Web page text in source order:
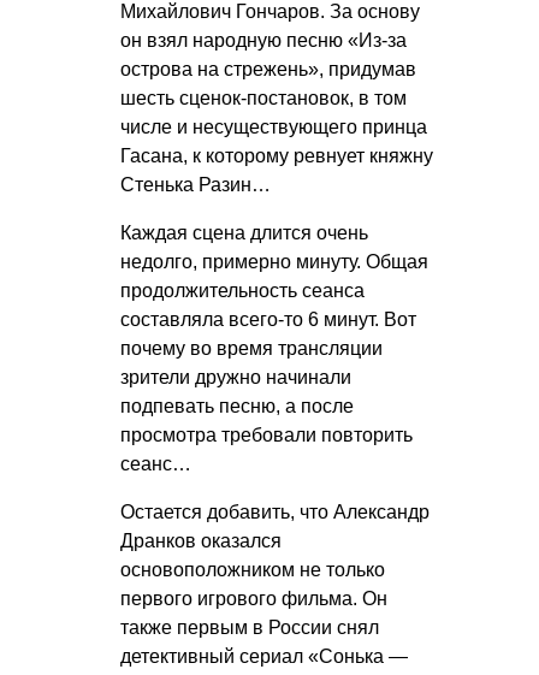
Михайлович Гончаров. За основу
он взял народную песню «Из-за
острова на стрежень», придумав
шесть сценок-постановок, в том
числе и несуществующего принца
Гасана, к которому ревнует княжну
Стенька Разин…
Каждая сцена длится очень
недолго, примерно минуту. Общая
продолжительность сеанса
составляла всего-то 6 минут. Вот
почему во время трансляции
зрители дружно начинали
подпевать песню, а после
просмотра требовали повторить
сеанс…
Остается добавить, что Александр
Дранков оказался
основоположником не только
первого игрового фильма. Он
также первым в России снял
детективный сериал «Сонька —